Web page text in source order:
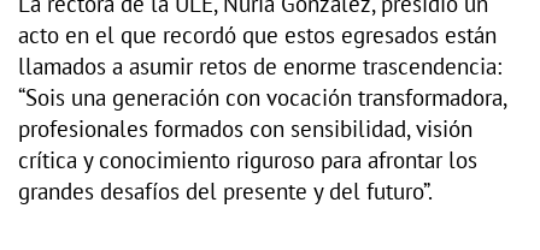
acto en el que recordó que estos egresados están
llamados a asumir retos de enorme trascendencia:
“Sois una generación con vocación transformadora,
profesionales formados con sensibilidad, visión
crítica y conocimiento riguroso para afrontar los
grandes desafíos del presente y del futuro”.